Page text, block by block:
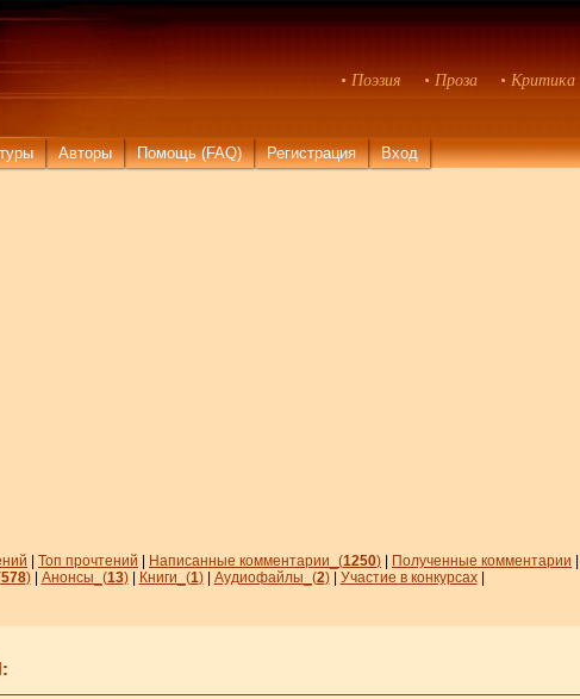
• Поэзия • Проза • Критика
Авторы Помощь (FAQ) Регистрация Вход
| Топ прочтений | Написанные комментарии_ (1250) | Полученные комментарии |
578)| Анонсы_ (13)| Книги_(1)| Аудиофайлы_(2)| Участие в конкурсах|